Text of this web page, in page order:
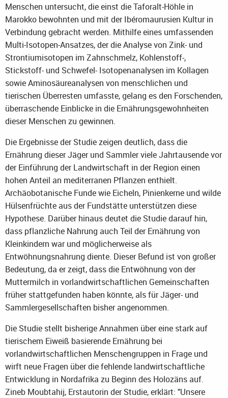
Menschen untersucht, die einst die Taforalt-Höhle in
Marokko bewohnten und mit der Ibéromaurusien Kultur in
Verbindung gebracht werden. Mithilfe eines umfassenden
Multi-Isotopen-Ansatzes, der die Analyse von Zink- und
Strontiumisotopen im Zahnschmelz, Kohlenstoff-,
Stickstoff- und Schwefel- Isotopenanalysen im Kollagen
sowie Aminosäureanalysen von menschlichen und
tierischen Überresten umfasste, gelang es den Forschenden,
überraschende Einblicke in die Ernährungsgewohnheiten
dieser Menschen zu gewinnen.
Die Ergebnisse der Studie zeigen deutlich, dass die
Ernährung dieser Jäger und Sammler viele Jahrtausende vor
der Einführung der Landwirtschaft in der Region einen
hohen Anteil an mediterranen Pflanzen enthielt.
Archäobotanische Funde wie Eicheln, Pinienkerne und wilde
Hülsenfrüchte aus der Fundstätte unterstützen diese
Hypothese. Darüber hinaus deutet die Studie darauf hin,
dass pflanzliche Nahrung auch Teil der Ernährung von
Kleinkindern war und möglicherweise als
Entwöhnungsnahrung diente. Dieser Befund ist von großer
Bedeutung, da er zeigt, dass die Entwöhnung von der
Muttermilch in vorlandwirtschaftlichen Gemeinschaften
früher stattgefunden haben könnte, als für Jäger- und
Sammlergesellschaften bisher angenommen.
Die Studie stellt bisherige Annahmen über eine stark auf
tierischem Eiweiß basierende Ernährung bei
vorlandwirtschaftlichen Menschengruppen in Frage und
wirft neue Fragen über die fehlende landwirtschaftliche
Entwicklung in Nordafrika zu Beginn des Holozäns auf.
Zineb Moubtahij, Erstautorin der Studie, erklärt: "Unsere